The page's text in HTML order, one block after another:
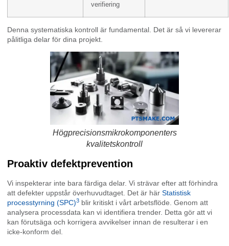
verifiering
Denna systematiska kontroll är fundamental. Det är så vi levererar
pålitliga delar för dina projekt.
Högprecisionsmikrokomponenters
kvalitetskontroll
Proaktiv defektprevention
Vi inspekterar inte bara färdiga delar. Vi strävar efter att förhindra
att defekter uppstår överhuvudtaget. Det är här Statistisk
processtyrning (SPC)3 blir kritiskt i vårt arbetsflöde. Genom att
analysera processdata kan vi identifiera trender. Detta gör att vi
kan förutsäga och korrigera avvikelser innan de resulterar i en
icke-konform del.